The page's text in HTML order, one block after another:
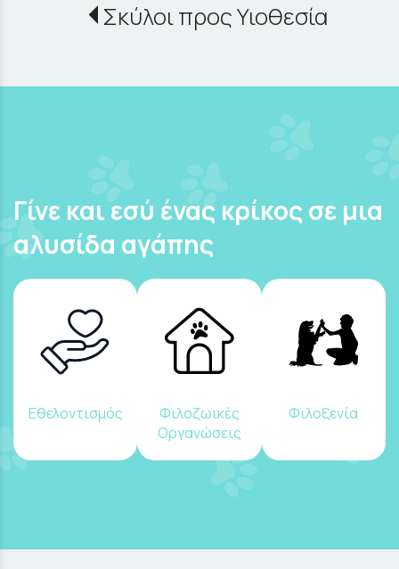
Σκύλοι προς Υιοθεσία
Γίνε και εσύ ένας κρίκος σε μια
αλυσίδα αγάπης
Εθελοντισμός
Φιλοζωικές
Οργανώσεις
Φιλοξενία